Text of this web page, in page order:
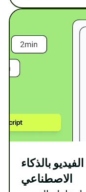
بالذكاء
الاصطناعي